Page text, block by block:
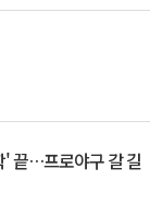
' 끝…프로야구 갈 길